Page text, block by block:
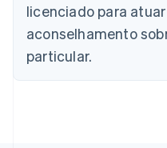
licenciado para
aconselhamento
particular.
Canadá
China continental
简体中文English